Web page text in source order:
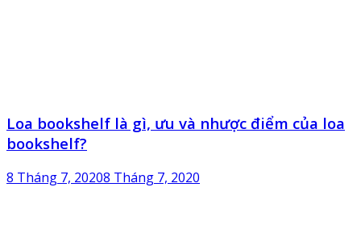
Loa bookshelf là gì, ưu và nhược điểm của loa
bookshelf?
8 Tháng 7, 20208 Tháng 7, 2020